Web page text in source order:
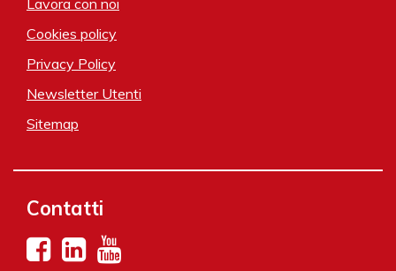
Cookies policy
Privacy Policy
Newsletter Utenti
Sitemap
Contatti